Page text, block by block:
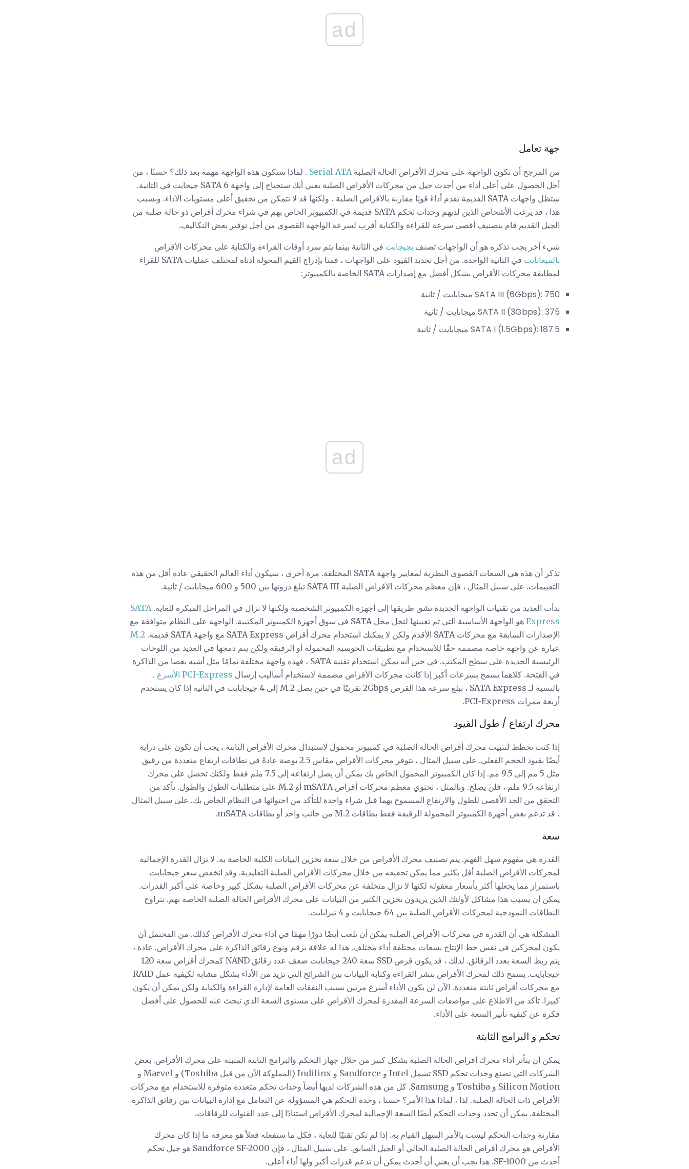
ad
جهة تعامل
من المرجح أن تكون الواجهة على محرك الأقراص الحالة الصلبة Serial ATA . لماذا ستكون هذه الواجهة مهمة بعد ذلك؟ حسنًا ، من
أجل الحصول على أعلى أداء من أحدث جيل من محركات الأقراص الصلبة يعني أنك ستحتاج إلى واجهة SATA 6 جيجابت في الثانية.
ستظل واجهات SATA القديمة تقدم أداءً قويًا مقارنة بالأقراص الصلبة ، ولكنها قد لا تتمكن من تحقيق أعلى مستويات الأداء. وبسبب
هذا ، قد يرغب الأشخاص الذين لديهم وحدات تحكم SATA قديمة في الكمبيوتر الخاص بهم في شراء محرك أقراص ذو حالة صلبة من
الجيل القديم قام بتصنيف أقصى سرعة للقراءة والكتابة أقرب لسرعة الواجهة القصوى من أجل توفير بعض التكاليف.
شيء آخر يجب تذكره هو أن الواجهات تصنف بجيجابت في الثانية بينما يتم سرد أوقات القراءة والكتابة على محركات الأقراص
بالميغابايت
في الثانية الواحدة. من أجل تحديد القيود على الواجهات ، قمنا بإدراج القيم المحولة أدناه لمختلف عمليات SATA للقراء
لمطابقة محركات الأقراص بشكل أفضل مع إصدارات SATA الخاصة بالكمبيوتر:
SATA III (6Gbps): 750 ميجابايت / ثانية
SATA II (3Gbps): 375 ميجابايت / ثانية
SATA I (1.5Gbps): 187.5 ميجابايت / ثانية
ad
تذكر أن هذه هي السعات القصوى النظرية لمعايير واجهة SATA المختلفة. مرة أخرى ، سيكون أداء العالم الحقيقي عادة أقل من هذه
التقييمات. على سبيل المثال ، فإن معظم محركات الأقراص الصلبة SATA III تبلغ ذروتها بين 500 و 600 ميجابايت / ثانية.
بدأت العديد من تقنيات الواجهة الجديدة تشق طريقها إلى أجهزة الكمبيوتر الشخصية ولكنها لا تزال في المراحل المبكرة للغاية. SATA
Express
هو الواجهة الأساسية التي تم تعيينها لتحل محل SATA في سوق أجهزة الكمبيوتر المكتبية. الواجهة على النظام متوافقة مع
الإصدارات السابقة مع محركات SATA الأقدم ولكن لا يمكنك استخدام محرك أقراص SATA Express مع واجهة SATA قديمة.
M.2
عبارة عن واجهة خاصة مصممة حقًا للاستخدام مع تطبيقات الحوسبة المحمولة أو الرقيقة ولكن يتم دمجها في العديد من اللوحات
الرئيسية الجديدة على سطح المكتب. في حين أنه يمكن استخدام تقنية SATA ، فهذه واجهة مختلفة تمامًا مثل أشبه بعصا من الذاكرة
في الفتحة. كلاهما يسمح بسرعات أكبر إذا كانت محركات الأقراص مصممة لاستخدام أساليب إرسال PCI-Express الأسرع
.
بالنسبة لـ SATA Express ، تبلغ سرعة هذا القرص 2Gbps تقريبًا في حين يصل M.2 إلى 4 جيجابايت في الثانية إذا كان يستخدم
أربعة ممرات PCI-Express.
محرك ارتفاع / طول القيود
إذا كنت تخطط لتثبيت محرك أقراص الحالة الصلبة في كمبيوتر محمول لاستبدال محرك الأقراص الثابتة ، يجب أن تكون على دراية
أيضًا بقيود الحجم الفعلي. على سبيل المثال ، تتوفر محركات الأقراص مقاس 2.5 بوصة عادةً في نطاقات ارتفاع متعددة من رقيق
مثل 5 مم إلى 9.5 مم. إذا كان الكمبيوتر المحمول الخاص بك يمكن أن يصل ارتفاعه إلى 7.5 ملم فقط ولكنك تحصل على محرك
ارتفاعه 9.5 ملم ، فلن يصلح. وبالمثل ، تحتوي معظم محركات أقراص mSATA أو M.2 على متطلبات الطول والطول. تأكد من
التحقق من الحد الأقصى للطول والارتفاع المسموح بهما قبل شراء واحدة للتأكد من احتوائها في النظام الخاص بك. على سبيل المثال
، قد تدعم بعض أجهزة الكمبيوتر المحمولة الرقيقة فقط بطاقات M.2 من جانب واحد أو بطاقات mSATA.
سعة
القدرة هي مفهوم سهل الفهم. يتم تصنيف محرك الأقراص من خلال سعة تخزين البيانات الكلية الخاصة به. لا تزال القدرة الإجمالية
لمحركات الأقراص الصلبة أقل بكثير مما يمكن تحقيقه من خلال محركات الأقراص الصلبة التقليدية. وقد انخفض سعر جيجابايت
باستمرار مما يجعلها أكثر بأسعار معقولة لكنها لا تزال متخلفة عن محركات الأقراص الصلبة بشكل كبير وخاصة على أكبر القدرات.
يمكن أن يسبب هذا مشاكل لأولئك الذين يريدون تخزين الكثير من البيانات على محرك الأقراص الحالة الصلبة الخاصة بهم. تتراوح
النطاقات النموذجية لمحركات الأقراص الصلبة بين 64 جيجابايت و 4 تيرابايت.
المشكلة هي أن القدرة في محركات الأقراص الصلبة يمكن أن تلعب أيضًا دورًا مهمًا في أداء محرك الأقراص كذلك. من المحتمل أن
يكون لمحركين في نفس خط الإنتاج بسعات مختلفة أداء مختلف. هذا له علاقة برقم ونوع رقائق الذاكرة على محرك الأقراص. عادة ،
يتم ربط السعة بعدد الرقائق. لذلك ، قد يكون قرص SSD سعة 240 جيجابايت ضعف عدد رقائق NAND كمحرك أقراص سعة 120
جيجابايت. يسمح ذلك لمحرك الأقراص بنشر القراءة وكتابة البيانات بين الشرائح التي تزيد من الأداء بشكل مشابه لكيفية عمل RAID
مع محركات أقراص ثابتة متعددة. الآن لن يكون الأداء أسرع مرتين بسبب النفقات العامة لإدارة القراءة والكتابة ولكن يمكن أن يكون
كبيرا. تأكد من الاطلاع على مواصفات السرعة المقدرة لمحرك الأقراص على مستوى السعة الذي تبحث عنه للحصول على أفضل
فكرة عن كيفية تأثير السعة على الأداء.
تحكم و البرامج الثابتة
يمكن أن يتأثر أداء محرك أقراص الحالة الصلبة بشكل كبير من خلال جهاز التحكم والبرامج الثابتة المثبتة على محرك الأقراص. بعض
الشركات التي تصنع وحدات تحكم SSD تشمل Intel و Sandforce و Indilinx (المملوكة الآن من قبل Toshiba) و Marvel و
Silicon Motion و Toshiba و Samsung. كل من هذه الشركات لديها أيضاً وحدات تحكم متعددة متوفرة للاستخدام مع محركات
الأقراص ذات الحالة الصلبة. لذا ، لماذا هذا الأمر؟ حسنا ، وحدة التحكم هي المسؤولة عن التعامل مع إدارة البيانات بين رقائق الذاكرة
المختلفة. يمكن أن تحدد وحدات التحكم أيضًا السعة الإجمالية لمحرك الأقراص استنادًا إلى عدد القنوات للرقاقات.
مقارنة وحدات التحكم ليست بالأمر السهل القيام به. إذا لم تكن تقنيًا للغاية ، فكل ما ستفعله فعلاً هو معرفة ما إذا كان محرك
الأقراص هو محرك أقراص الحالة الصلبة الحالي أو الجيل السابق. على سبيل المثال ، فإن Sandforce SF-2000 هو جيل تحكم
أحدث من SF-1000. هذا يجب أن يعني أن أحدث يمكن أن تدعم قدرات أكبر ولها أداء أعلى.